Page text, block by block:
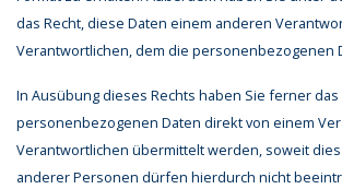
das Recht, diese Daten einem anderen
Verantwortlichen, dem die
In Ausübung dieses Rechts haben Sie ferner
personenbezogenen Daten direkt von einem
Verantwortlichen übermittelt werden, soweit
anderer Personen dürfen hierdurch nicht